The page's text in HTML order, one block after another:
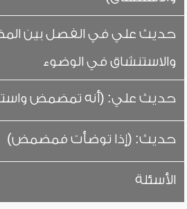
حديث علي في الفصل بين
والاستنشاق في الوضوء
حديث علي: (أنه تمضمض
حديث: (إذا توضأت فمضمض)
الأسئلة